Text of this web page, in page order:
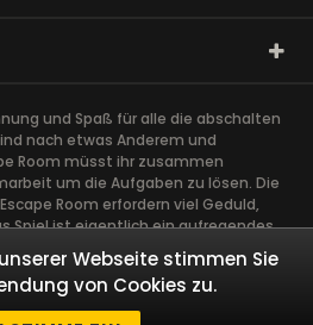
und Spaß für alle die abschalten
nach etwas Anderem und
Room müsst ihr zusammen
um die Aufgaben zu lösen. Die
Room erfordern viel Geduld,
Spiel ist eigentlich ein aufregendes
sehr gut für Team Building und
Das spannendste Teamevent,
Euch zusammen. Taucht ab in
löst gemeinsam als Team
Webseite stimmen Sie
von Cookies zu.